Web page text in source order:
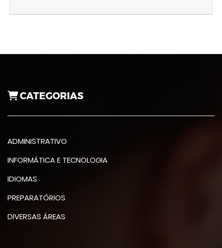
CATEGORIAS
ADMINISTRATIVO
INFORMÁTICA E TECNOLOGIA
IDIOMAS
PREPARATÓRIOS
DIVERSAS ÁREAS